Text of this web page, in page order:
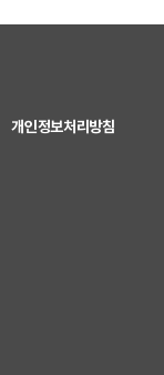
개인정보처리방침